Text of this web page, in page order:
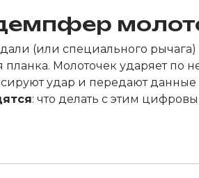
(или специального
Молоточек ударяет по
удар и передают
: что делать с этим